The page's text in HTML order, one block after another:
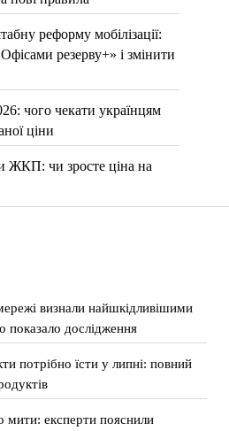
реформу мобілізації:
резерву+» і змінити
чого чекати українцям
ціни
ЖКП: чи зросте ціна на
визнали найшкідливішими
показало дослідження
потрібно їсти у липні: повний
мити: експерти пояснили